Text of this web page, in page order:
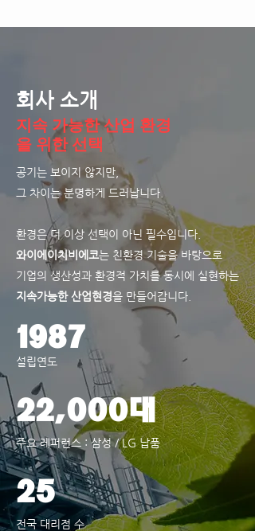
회사 소개
지속 가능한 산업 환경
을 위한 선택
공기는 보이지 않지만,
그 차이는 분명하게 드러납니다.
환경은 더 이상 선택이 아닌 필수입니다.
와이에이치비에코는 친환경 기술을 바탕으로
기업의 생산성과 환경적 가치를 동시에 실현하는
지속가능한 산업현경을 만들어갑니다.
1987
​설립연도
22,000대
​주요 레퍼런스 : 삼성 / LG 납품
25
전국 대리점 수